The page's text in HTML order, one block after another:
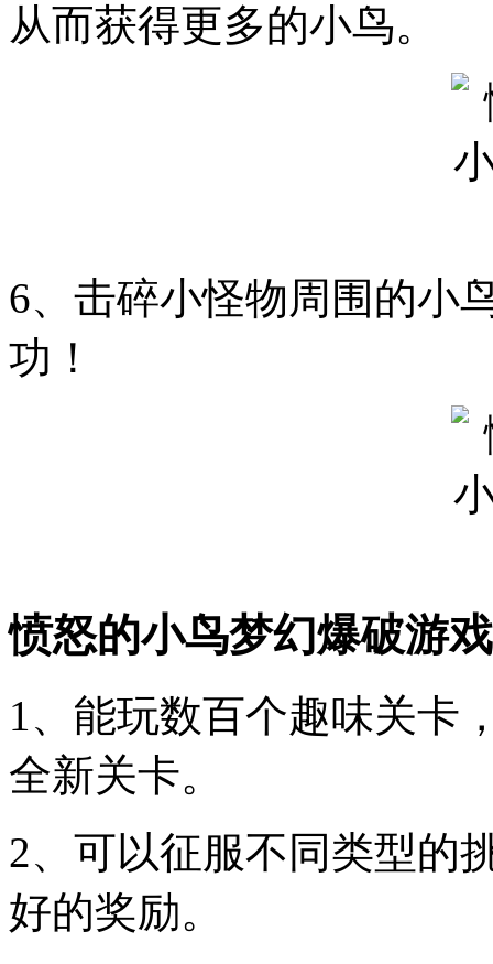
从而获得更多的小鸟。
6、击碎小怪物周围的小
功！
愤怒的小鸟梦幻爆破游
1、能玩数百个趣味关卡
全新关卡。
2、可以征服不同类型的
好的奖励。